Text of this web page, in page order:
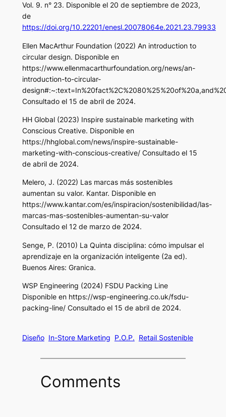
Vol. 9. n° 23. Disponible el 20 de septiembre de 2023,
de
https://doi.org/10.22201/enesl.20078064e.2021.23.79933
Ellen MacArthur Foundation (2022) An introduction to
circular design. Disponible en
https://www.ellenmacarthurfoundation.org/news/an-
introduction-to-circular-
Consultado el 15 de abril de 2024.
HH Global (2023) Inspire sustainable marketing with
Conscious Creative. Disponible en
https://hhglobal.com/news/inspire-sustainable-
marketing-with-conscious-creative/ Consultado el 15
de abril de 2024.
Melero, J. (2022) Las marcas más sostenibles
aumentan su valor. Kantar. Disponible en
https://www.kantar.com/es/inspiracion/sostenibilidad/las-
marcas-mas-sostenibles-aumentan-su-valor
Consultado el 12 de marzo de 2024.
Senge, P. (2010) La Quinta disciplina: cómo impulsar el
aprendizaje en la organización inteligente (2a ed).
Buenos Aires: Granica.
WSP Engineering (2024) FSDU Packing Line
Disponible en https://wsp-engineering.co.uk/fsdu-
packing-line/ Consultado el 15 de abril de 2024.
Diseño In-Store Marketing P.O.P. Retail Sostenible
Comments